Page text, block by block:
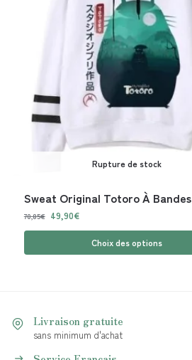
Rupture de stock
Sweat Original Totoro À Bandes
70,85€ 49,90€
Choix des options
Livraison gratuite
sans minimum d'achat